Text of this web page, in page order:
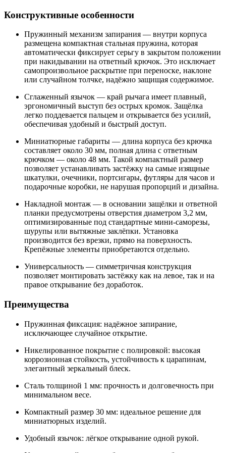
Конструктивные особенности
Пружинный механизм запирания — внутри корпуса
размещена компактная стальная пружина, которая
автоматически фиксирует серьгу в закрытом положении
при накидывании на ответный крючок. Это исключает
самопроизвольное раскрытие при переноске, наклоне
или случайном толчке, надёжно защищая содержимое.
Сглаженный язычок — край рычага имеет плавный,
эргономичный выступ без острых кромок. Защёлка
легко поддевается пальцем и открывается без усилий,
обеспечивая удобный и быстрый доступ.
Миниатюрные габариты — длина корпуса без крючка
составляет около 30 мм, полная длина с ответным
крючком — около 48 мм. Такой компактный размер
позволяет устанавливать застёжку на самые изящные
шкатулки, очечники, портсигары, футляры для часов и
подарочные коробки, не нарушая пропорций и дизайна.
Накладной монтаж — в основании защёлки и ответной
планки предусмотрены отверстия диаметром 3,2 мм,
оптимизированные под стандартные мини-саморезы,
шурупы или вытяжные заклёпки. Установка
производится без врезки, прямо на поверхность.
Крепёжные элементы приобретаются отдельно.
Универсальность — симметричная конструкция
позволяет монтировать застёжку как на левое, так и на
правое открывание без доработок.
Преимущества
Пружинная фиксация: надёжное запирание,
исключающее случайное открытие.
Никелированное покрытие с полировкой: высокая
коррозионная стойкость, устойчивость к царапинам,
элегантный зеркальный блеск.
Сталь толщиной 1 мм: прочность и долговечность при
минимальном весе.
Компактный размер 30 мм: идеальное решение для
миниатюрных изделий.
Удобный язычок: лёгкое открывание одной рукой.